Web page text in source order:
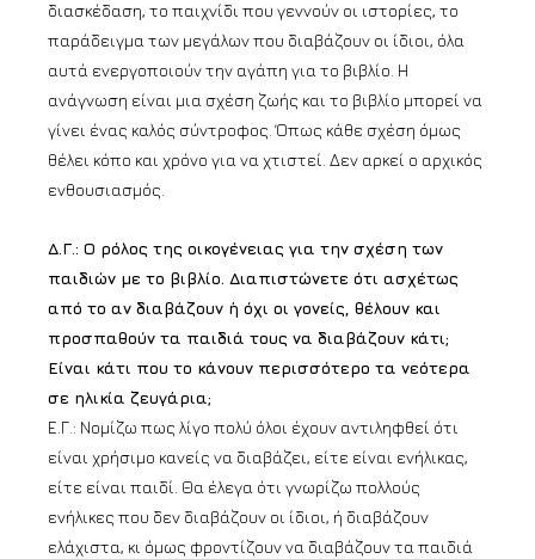
διασκέδαση, το παιχνίδι που γεννούν οι ιστορίες, το
παράδειγμα των μεγάλων που διαβάζουν οι ίδιοι, όλα
αυτά ενεργοποιούν την αγάπη για το βιβλίο. Η
ανάγνωση είναι μια σχέση ζωής και το βιβλίο μπορεί να
γίνει ένας καλός σύντροφος. Όπως κάθε σχέση όμως
θέλει κόπο και χρόνο για να χτιστεί. Δεν αρκεί ο αρχικός
ενθουσιασμός.
Δ.Γ.: Ο ρόλος της οικογένειας για την σχέση των
παιδιών με το βιβλίο. Διαπιστώνετε ότι ασχέτως
από το αν διαβάζουν ή όχι οι γονείς, θέλουν και
προσπαθούν τα παιδιά τους να διαβάζουν κάτι;
Είναι κάτι που το κάνουν περισσότερο τα νεότερα
σε ηλικία ζευγάρια;
Ε.Γ.: Νομίζω πως λίγο πολύ όλοι έχουν αντιληφθεί ότι
είναι χρήσιμο κανείς να διαβάζει, είτε είναι ενήλικας,
είτε είναι παιδί. Θα έλεγα ότι γνωρίζω πολλούς
ενήλικες που δεν διαβάζουν οι ίδιοι, ή διαβάζουν
ελάχιστα, κι όμως φροντίζουν να διαβάζουν τα παιδιά